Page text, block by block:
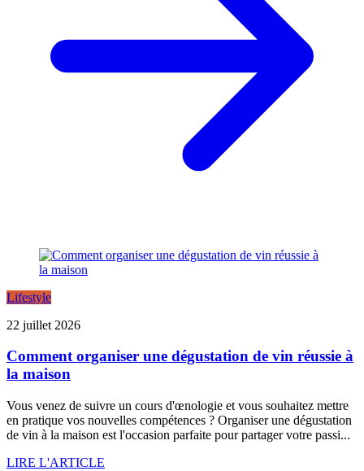
Lifestyle
22 juillet 2026
Comment organiser une dégustation de vin réussie à
la maison
Vous venez de suivre un cours d'œnologie et vous souhaitez mettre
en pratique vos nouvelles compétences ? Organiser une dégustation
de vin à la maison est l'occasion parfaite pour partager votre passi...
LIRE L'ARTICLE